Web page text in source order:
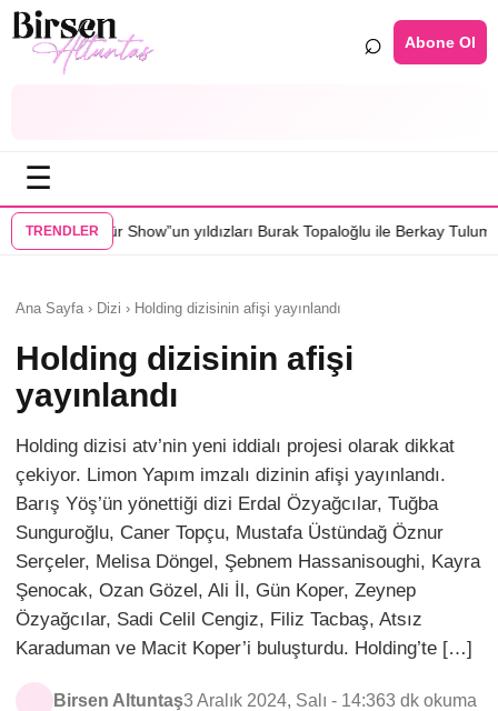
⌕ Abone Ol
☰
TRENDLER
yıldızları Burak Topaloğlu ile Berkay Tulumbacı “Ecünni” filminde
Ana Sayfa › Dizi › Holding dizisinin afişi yayınlandı
Holding dizisinin afişi
yayınlandı
Holding dizisi atv’nin yeni iddialı projesi olarak dikkat
çekiyor. Limon Yapım imzalı dizinin afişi yayınlandı.
Barış Yöş’ün yönettiği dizi Erdal Özyağcılar, Tuğba
Sunguroğlu, Caner Topçu, Mustafa Üstündağ Öznur
Serçeler, Melisa Döngel, Şebnem Hassanisoughi, Kayra
Şenocak, Ozan Gözel, Ali İl, Gün Koper, Zeynep
Özyağcılar, Sadi Celil Cengiz, Filiz Tacbaş, Atsız
Karaduman ve Macit Koper’i buluşturdu. Holding’te […]
Birsen Altuntaş3 Aralık 2024, Salı - 14:363 dk okuma